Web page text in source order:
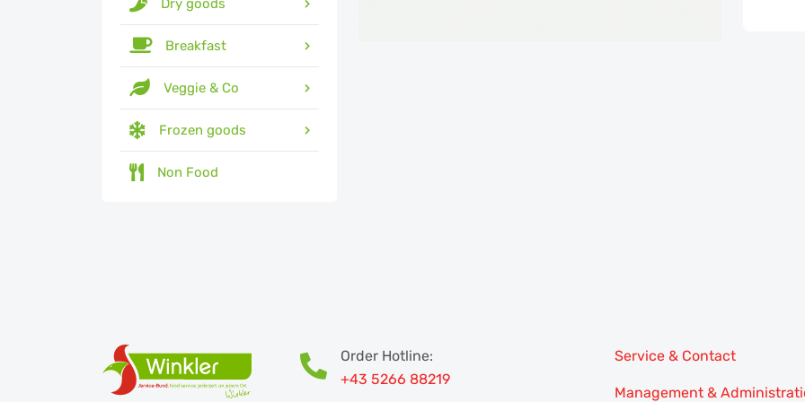
Dry goods
Breakfast
Veggie & Co
Frozen goods
Non Food
Order Hotline:
+43 5266 88219
Service & Contact
Management &